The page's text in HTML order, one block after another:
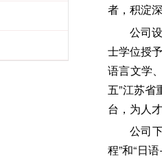
者，积淀
公司
士学位授
语言文学
五”江苏
台，为人
公司
程”和“日